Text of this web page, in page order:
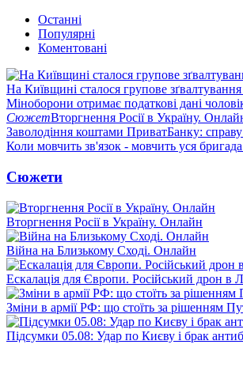
Останні
Популярні
Коментовані
На Київщині сталося групове зґвалтування
Міноборони отримає податкові дані
СюжетВторгнення Росії в Україну.
Заволодіння коштами ПриватБанку:
Коли мовчить зв'язок - мовчить уся
Сюжети
Вторгнення Росії в Україну. Онлайн
Війна на Близькому Сході. Онлайн
Ескалація для Європи. Російський дрон в
Зміни в армії РФ: що стоїть за рішенням
Підсумки 05.08: Удар по Києву і брак